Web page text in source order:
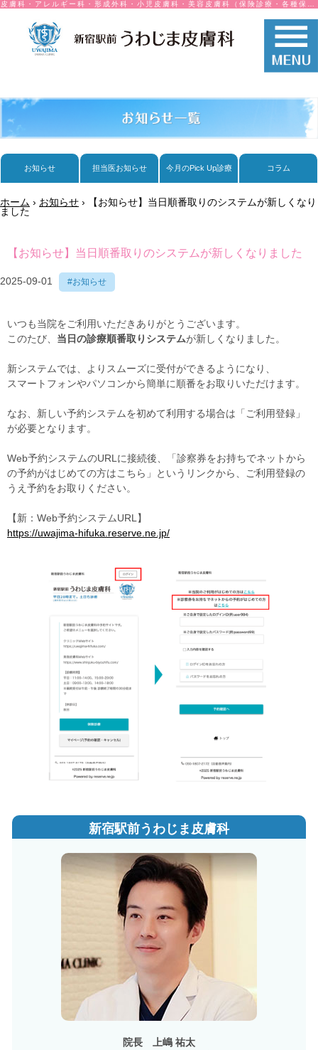
お知らせ 担当医お知らせ 今月のPick Up診療 コラム
ホーム › お知らせ › 【お知らせ】当日順番取りのシステムが新しくなり
ました
【お知らせ】当日順番取りのシステムが新しくなりました
2025-09-01 #お知らせ
いつも当院をご利用いただきありがとうございます。
このたび、 当日の診療順番取りシステムが新しくなりました。
新システムでは、よりスムーズに受付ができるようになり、
スマートフォンやパソコンから簡単に順番をお取りいただけます。
なお、新しい予約システムを初めて利用する場合は「ご利用登録」
が必要となります。
Web予約システムのURLに接続後、「診察券をお持ちでネットから
の予約がはじめての方はこちら」というリンクから、ご利用登録の
うえ予約をお取りください。
【新：Web予約システムURL】
https://uwajima-hifuka.reserve.ne.jp/
新宿駅前うわじま皮膚科
院長 上嶋 祐太